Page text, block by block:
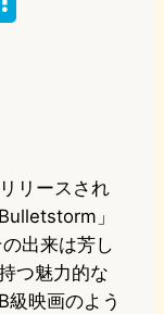
a
リースされ
」
出来は芳し
つ魅力的な
級映画のよう